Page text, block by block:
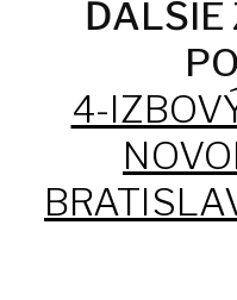
ĎALŠIE
4-